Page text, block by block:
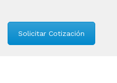
Solicitar Cotización